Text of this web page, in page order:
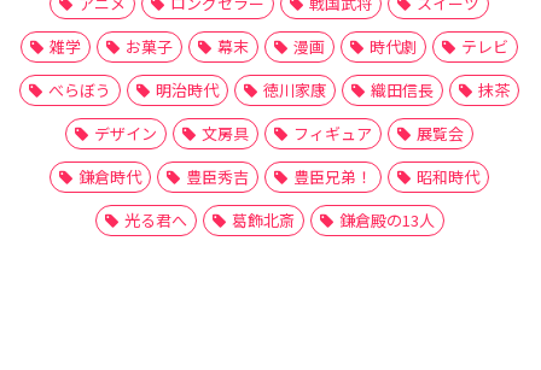
雑学
お菓子 幕末 漫画 時代劇
テレビ
べらぼう
明治時代 徳川家康 織田信長
抹茶
デザイン
文房具 フィギュア
展覧会
鎌倉時代
豊臣秀吉 豊臣兄弟！
昭和時代
光る君へ
葛飾北斎 鎌倉殿の13人